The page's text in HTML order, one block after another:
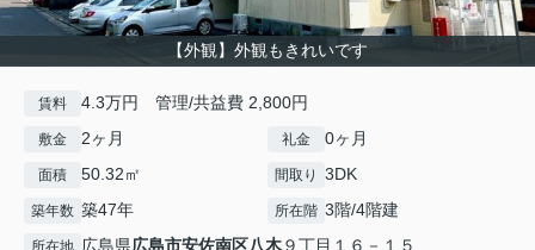
【外観】外観もきれいです
賃料 4.3万円 管理/共益費 2,800円
敷金 2ヶ月 礼金 0ヶ月
面積 50.32㎡ 間取り 3DK
築年数 築47年 所在階 3階/4階建
所在地 広島県広島市安佐南区八木９丁目１６－１５